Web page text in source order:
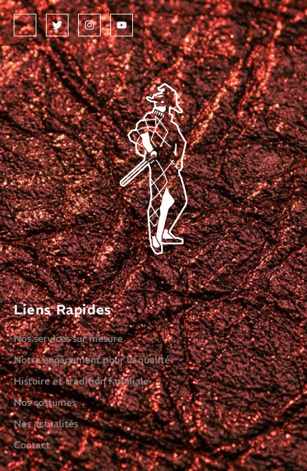
Liens Rapides
Nos services sur mesure
Notre engagement pour la qualité
Histoire et tradition familiale
Nos costumes
Nos actualités
Contact